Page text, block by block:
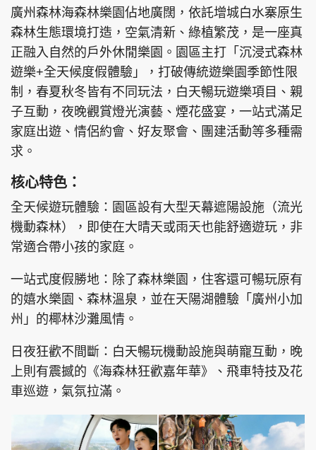
頭條搵工 EDUPLUS
關於我們
隱私政策聲明
使用條款
©Eastweek.com.hk. All rights reserved.
廣州森林海森林樂園佔地廣闊，依託增城白水寨原生
森林生態環境打造，空氣清新、綠植繁茂，是一座真
正融入自然的戶外休閒樂園。園區主打「沉浸式森林
遊樂+全天候度假體驗」，打破傳統遊樂園季節性限
制，春夏秋冬皆有不同玩法，白天暢玩遊樂項目、親
子互動，夜晚觀賞燈光演藝、煙花盛宴，一站式滿足
家庭出遊、情侶約會、好友聚會、團建活動等多種需
求。
核心特色：
全天候遊玩體驗：園區設有大型天幕遮陽設施（流光
機動森林），即使在大晴天或雨天也能舒適遊玩，非
常適合帶小孩的家庭。
一站式度假勝地：除了森林樂園，住客還可暢玩原有
的嬉水樂園、森林溫泉，並在天陽湖體驗「廣州小加
州」的椰林沙灘風情。
日夜狂歡不間斷：白天暢玩機動設施與萌寵互動，晚
上則有震撼的《海森林狂歡嘉年華》、飛車特技及花
車巡遊，氣氛拉滿。